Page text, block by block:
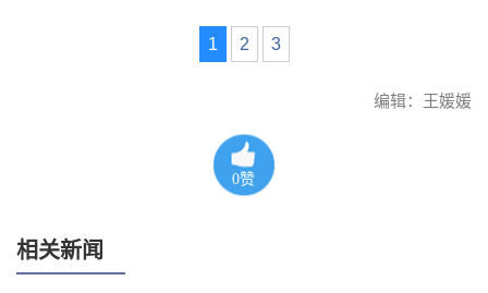
1 2 3
编辑：王媛媛
0赞
相关新闻